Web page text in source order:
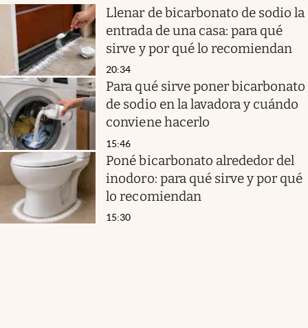
Llenar de bicarbonato de sodio la
entrada de una casa: para qué
sirve y por qué lo recomiendan
20:34
Para qué sirve poner bicarbonato
de sodio en la lavadora y cuándo
conviene hacerlo
15:46
Poné bicarbonato alrededor del
inodoro: para qué sirve y por qué
lo recomiendan
15:30